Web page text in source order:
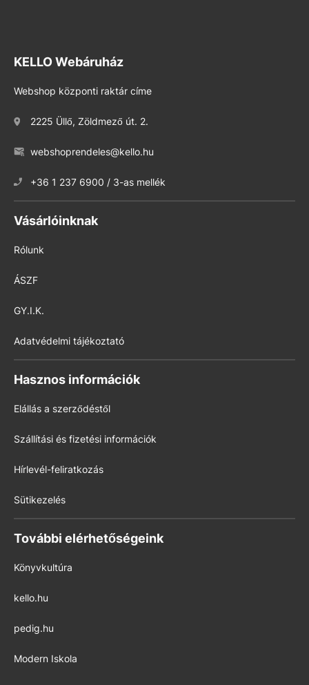
KELLO Webáruház
Webshop központi raktár címe
2225 Üllő, Zöldmező út. 2.
webshoprendeles@kello.hu
+36 1 237 6900 / 3-as mellék
Vásárlóinknak
Rólunk
ÁSZF
GY.I.K.
Adatvédelmi tájékoztató
Hasznos információk
Elállás a szerződéstől
Szállítási és fizetési információk
Hírlevél-feliratkozás
Sütikezelés
További elérhetőségeink
Könyvkultúra
kello.hu
pedig.hu
Modern Iskola